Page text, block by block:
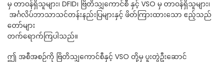
မှ တာဝန်ရှိသူများ၊ DFID၊ ဗြိတိသျှကောင်စီ နှင့် VSO မှ တာဝန်ရှိသူများ၊
အင်္ဂလိပ်ဘာသာသင်တန်းနည်းပြများနှင့် ဖိတ်ကြားထားသော ဧည့်သည်
တော်များ
တက်ရောက်ကြပါသည်။
ဤ အစီအစဉ်ကို ဗြိတိသျှကောင်စီနှင့် VSO တို့မှ ပူးတွဲဦးဆောင်